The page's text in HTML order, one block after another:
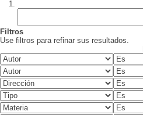
Filtros
Use filtros para refinar sus resultados.